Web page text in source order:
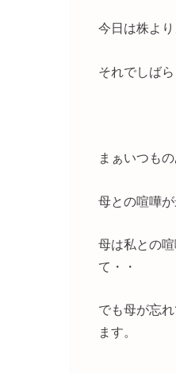
今日は株よ
それでしば
まぁいつも
母との喧嘩
母は私との
て・・
でも母が忘
ます。